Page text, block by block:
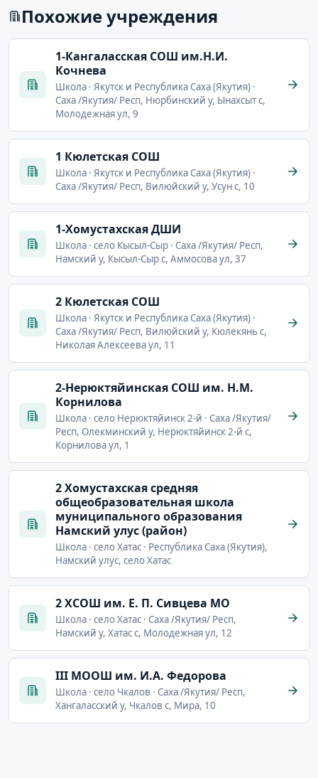
Похожие учреждения
1-Кангаласская СОШ им.Н.И.
Кочнева
Школа · Якутск и Республика Саха (Якутия) ·
Саха /Якутия/ Респ, Нюрбинский у, Ынахсыт с,
Молодежная ул, 9
1 Кюлетская СОШ
Школа · Якутск и Республика Саха (Якутия) ·
Саха /Якутия/ Респ, Вилюйский у, Усун с, 10
1-Хомустахская ДШИ
Школа · село Кысыл-Сыр · Саха /Якутия/ Респ,
Намский у, Кысыл-Сыр с, Аммосова ул, 37
2 Кюлетская СОШ
Школа · Якутск и Республика Саха (Якутия) ·
Саха /Якутия/ Респ, Вилюйский у, Кюлекянь с,
Николая Алексеева ул, 11
2-Нерюктяйинская СОШ им. Н.М.
Корнилова
Школа · село Нерюктяйинск 2-й · Саха /Якутия/
Респ, Олекминский у, Нерюктяйинск 2-й с,
Корнилова ул, 1
2 Хомустахская средняя
общеобразовательная школа
муниципального образования
Намский улус (район)
Школа · село Хатас · Республика Саха (Якутия),
Намский улус, село Хатас
2 ХСОШ им. Е. П. Сивцева МО
Школа · село Хатас · Саха /Якутия/ Респ,
Намский у, Хатас с, Молодежная ул, 12
III МООШ им. И.А. Федорова
Школа · село Чкалов · Саха /Якутия/ Респ,
Хангаласский у, Чкалов с, Мира, 10